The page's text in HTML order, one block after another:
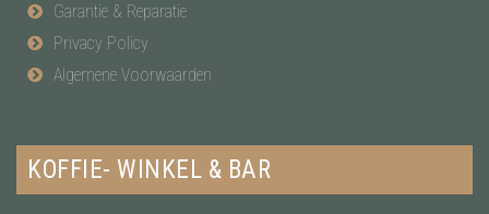
Garantie & Reparatie
Privacy Policy
Algemene Voorwaarden
KOFFIE- WINKEL & BAR